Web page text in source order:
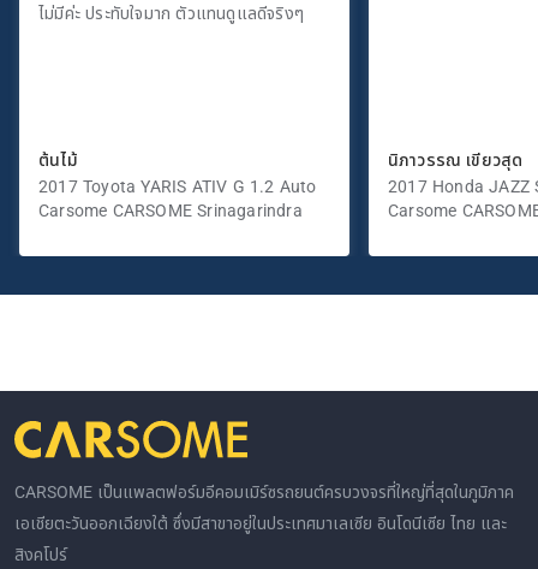
ไม่มีค่ะ ประทับใจมาก ตัวแทนดูแลดีจริงๆ
ต้นไม้
2017 Toyota YARIS ATIV G 1.2 Auto
Carsome CARSOME Srinagarindra
นิภาวรรณ เขียวสุด
2017 Honda JAZZ
Carsome
CARSOME เป็นแพลตฟอร์มอีคอมเมิร์ซรถยนต์ครบวงจรที่ใหญ่ที่สุดในภูมิภาค
เอเชียตะวันออกเฉียงใต้ ซึ่งมีสาขาอยู่ในประเทศมาเลเซีย อินโดนีเซีย ไทย และ
สิงคโปร์